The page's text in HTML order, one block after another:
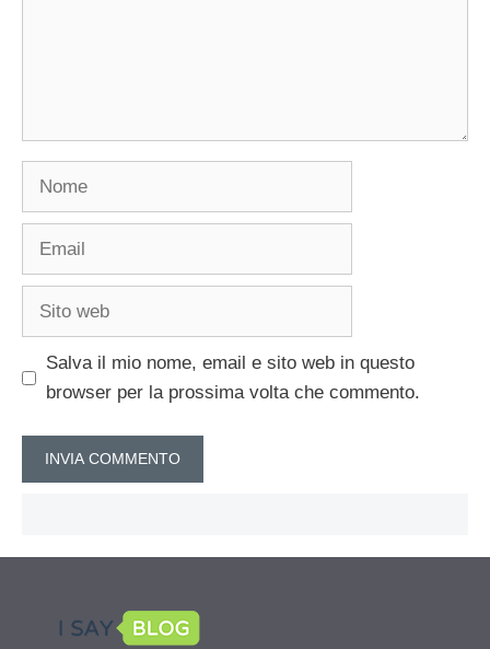
Nome
Email
Sito
Salva il mio nome, email e sito web in questo
browser per la prossima volta che commento.